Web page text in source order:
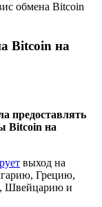
обмена Bitcoin
Bitcoin на
предоставлять
Bitcoin на
выход на
Грецию,
Швейцарию и